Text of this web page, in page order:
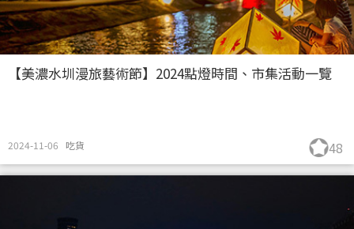
【美濃水圳漫旅藝術節】2024點燈時間、市集活動一覽
2024-11-06 吃貨 48